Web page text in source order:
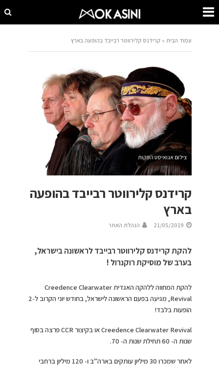
עמוד הבית »קרידנס קלירווטר רבייבד בהופעה בארץ
צילום אגואיסט הפקות
קרידנס קלירווטר רבייבד בהופעה
בארץ
21/05/2019 הנהלת האתר
להקת קרידנס קלירווטר רבייבד לראשונה בישראל,
בערב של מוסיקת רוקנרול !
להקת המחווה ללהקה האגדית Creedence Clearwater
Revival, מגיעה בפעם הראשונה לישראל, בחודש יוני הקרוב ל-2
הופעות בלבד!
Creedence Clearwater Revival או בקיצור CCR פרצה בסוף
שנות ה- 60 תחילת שנות ה- 70.
לאחר שמכרו 30 מיליון עותקים בארה”ב ו- 120 מיליון ברחבי